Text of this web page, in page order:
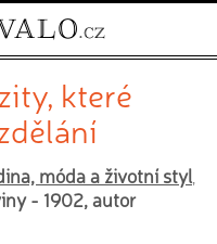
které
móda a životní styl
- 1902, autor